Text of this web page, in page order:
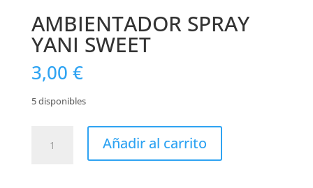
AMBIENTADOR SPRAY
YANI SWEET
3,00 €
5 disponibles
SPRAY
Añadir al carrito